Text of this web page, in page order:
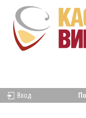
Вход